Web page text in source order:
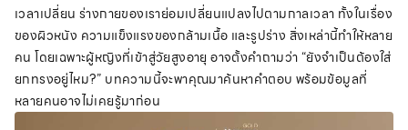
เวลาเปลี่ยน ร่างกายของเราย่อมเปลี่ยนแปลงไปตามกาลเวลา ทั้งในเรื่อง
ของผิวหนัง ความแข็งแรงของกล้ามเนื้อ และรูปร่าง สิ่งเหล่านี้ทำให้หลาย
คน โดยเฉพาะผู้หญิงที่เข้าสู่วัยสูงอายุ อาจตั้งคำถามว่า “ยังจำเป็นต้องใส่
ยกทรงอยู่ไหม?” บทความนี้จะพาคุณมาค้นหาคำตอบ พร้อมข้อมูลที่
หลายคนอาจไม่เคยรู้มาก่อน